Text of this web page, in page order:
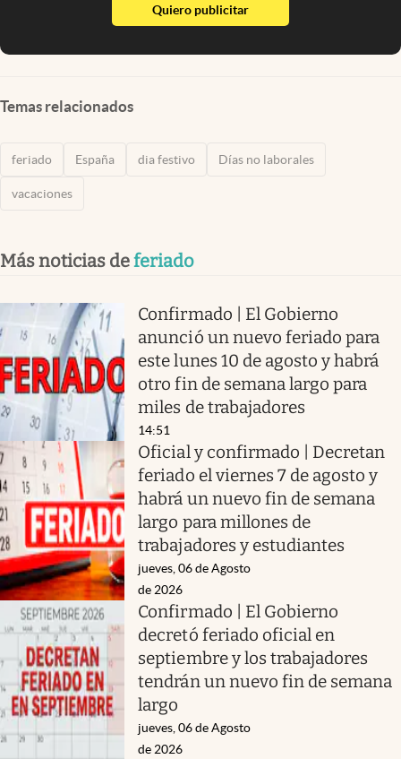
Quiero publicitarabre en nueva pestaña
Temas relacionados
feriado España dia festivo Días no laborales
vacaciones
Más noticias deferiado
Confirmado | El Gobierno
anunció un nuevo feriado para
este lunes 10 de agosto y habrá
otro fin de semana largo para
miles de trabajadores
14:51
Oficial y confirmado | Decretan
feriado el viernes 7 de agosto y
habrá un nuevo fin de semana
largo para millones de
trabajadores y estudiantes
jueves, 06 de Agosto
de 2026
Confirmado | El Gobierno
decretó feriado oficial en
septiembre y los trabajadores
tendrán un nuevo fin de semana
largo
jueves, 06 de Agosto
de 2026